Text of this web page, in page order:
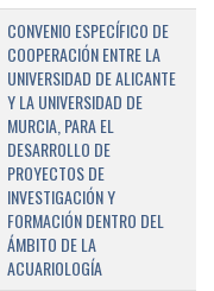
CONVENIO ESPECÍFICO DE
COOPERACIÓN ENTRE LA
UNIVERSIDAD DE ALICANTE
Y LA UNIVERSIDAD DE
MURCIA, PARA EL
DESARROLLO DE
PROYECTOS DE
INVESTIGACIÓN Y
FORMACIÓN DENTRO DEL
ÁMBITO DE LA
ACUARIOLOGÍA